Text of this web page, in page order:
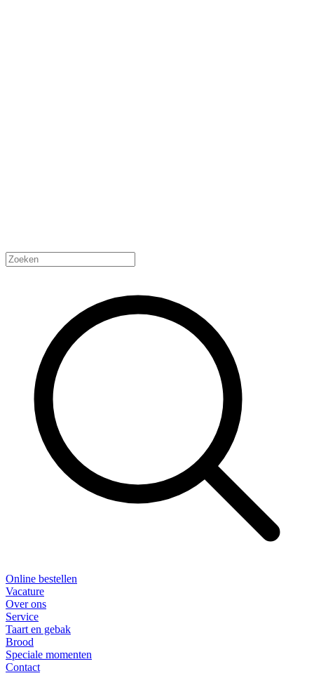
Online bestellen
Vacature
Over ons
Service
Taart en gebak
Brood
Speciale momenten
Contact